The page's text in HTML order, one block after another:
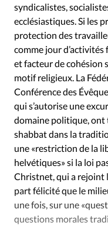
RUBRIQUES
Tous les articles
Actualité
Dossier
Eglises
Opinions
Société
Tour du
Vécu
Vie Intérieure
syndicalistes,
ecclésiastiques. Si les
protection des
comme jour
et facteur de cohésion
motif religieux. La
Conférence des
qui s’autorise une
domaine politique, ont
shabbat dans la
une «restriction de la
helvétiques» si la loi
Christnet, qui a rejoint
part félicité que le
une fois, sur une
questions morales